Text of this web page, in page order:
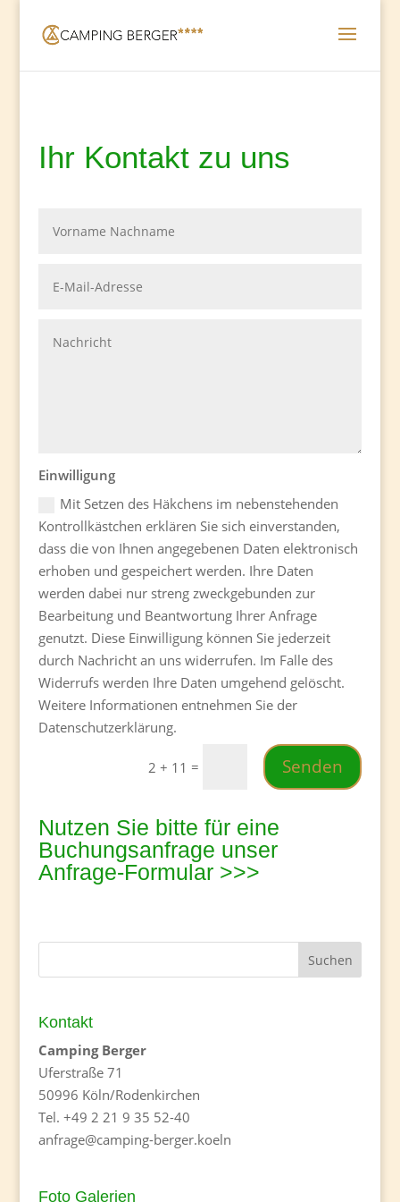
Ihr Kontakt zu uns
Einwilligung
Mit Setzen des Häkchens im nebenstehenden
Kontrollkästchen erklären Sie sich einverstanden,
dass die von Ihnen angegebenen Daten elektronisch
erhoben und gespeichert werden. Ihre Daten
werden dabei nur streng zweckgebunden zur
Bearbeitung und Beantwortung Ihrer Anfrage
genutzt. Diese Einwilligung können Sie jederzeit
durch Nachricht an uns widerrufen. Im Falle des
Widerrufs werden Ihre Daten umgehend gelöscht.
Weitere Informationen entnehmen Sie der
Datenschutzerklärung.
2 + 11 = Senden
Nutzen Sie bitte für eine
Buchungsanfrage unser
Anfrage-Formular >>>
Kontakt
Camping Berger
Uferstraße 71
50996 Köln/Rodenkirchen
Tel. +49 2 21 9 35 52-40
anfrage@camping-berger.koeln
Foto Galerien